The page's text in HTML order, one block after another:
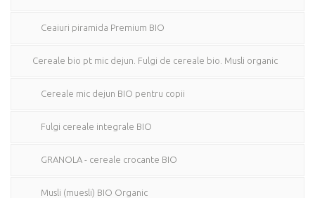
Ceaiuri piramida Premium BIO
Cereale bio pt mic dejun. Fulgi de cereale bio. Musli organic
Cereale mic dejun BIO pentru copii
Fulgi cereale integrale BIO
GRANOLA - cereale crocante BIO
Musli (muesli) BIO Organic